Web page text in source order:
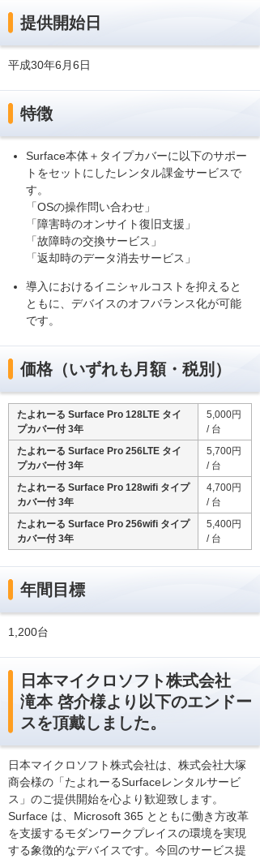
提供開始日
平成30年6月6日
特徴
Surface本体＋タイプカバーに以下のサポー
トをセットにしたレンタル課金サービスで
す。
「OSの操作問い合わせ」
「障害時のオンサイト復旧支援」
「故障時の交換サービス」
「返却時のデータ消去サービス」
導入におけるイニシャルコストを抑えると
ともに、デバイスのオフバランス化が可能
です。
価格（いずれも月額・税別）
たよれーる Surface Pro 128LTE タイ
プカバー付 3年
5,000円
/ 台
たよれーる Surface Pro 256LTE タイ
プカバー付 3年
5,700円
/ 台
たよれーる Surface Pro 128wifi タイプ
カバー付 3年
4,700円
/ 台
たよれーる Surface Pro 256wifi タイプ
カバー付 3年
5,400円
/ 台
年間目標
1,200台
日本マイクロソフト株式会社
滝本 啓介様より以下のエンドー
スを頂戴しました。
日本マイクロソフト株式会社は、株式会社大塚
商会様の「たよれーるSurfaceレンタルサービ
ス」のご提供開始を心より歓迎致します。
Surface は、Microsoft 365 とともに働き方改革
を支援するモダンワークプレイスの環境を実現
する象徴的なデバイスです。今回のサービス提